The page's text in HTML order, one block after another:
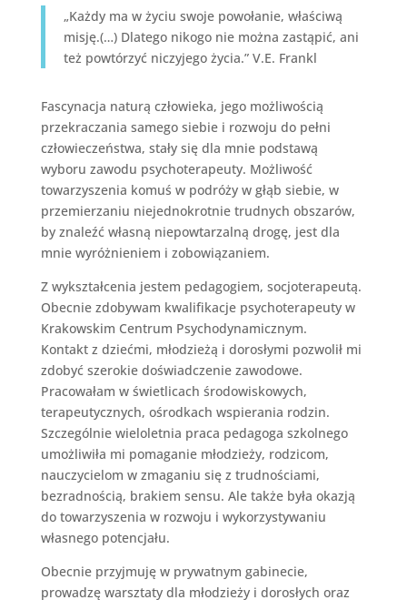
„Każdy ma w życiu swoje powołanie, właściwą
misję.(…) Dlatego nikogo nie można zastąpić, ani
też powtórzyć niczyjego życia.” V.E. Frankl
Fascynacja naturą człowieka, jego możliwością
przekraczania samego siebie i rozwoju do pełni
człowieczeństwa, stały się dla mnie podstawą
wyboru zawodu psychoterapeuty. Możliwość
towarzyszenia komuś w podróży w głąb siebie, w
przemierzaniu niejednokrotnie trudnych obszarów,
by znaleźć własną niepowtarzalną drogę, jest dla
mnie wyróżnieniem i zobowiązaniem.
Z wykształcenia jestem pedagogiem, socjoterapeutą.
Obecnie zdobywam kwalifikacje psychoterapeuty w
Krakowskim Centrum Psychodynamicznym.
Kontakt z dziećmi, młodzieżą i dorosłymi pozwolił mi
zdobyć szerokie doświadczenie zawodowe.
Pracowałam w świetlicach środowiskowych,
terapeutycznych, ośrodkach wspierania rodzin.
Szczególnie wieloletnia praca pedagoga szkolnego
umożliwiła mi pomaganie młodzieży, rodzicom,
nauczycielom w zmaganiu się z trudnościami,
bezradnością, brakiem sensu. Ale także była okazją
do towarzyszenia w rozwoju i wykorzystywaniu
własnego potencjału.
Obecnie przyjmuję w prywatnym gabinecie,
prowadzę warsztaty dla młodzieży i dorosłych oraz